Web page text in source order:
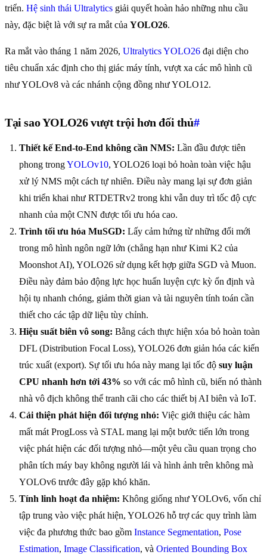
triển. Hệ sinh thái Ultralytics giải quyết hoàn hảo những nhu cầu
này, đặc biệt là với sự ra mắt của YOLO26.
Ra mắt vào tháng 1 năm 2026, Ultralytics YOLO26 đại diện cho
tiêu chuẩn xác định cho thị giác máy tính, vượt xa các mô hình cũ
như YOLOv8 và các nhánh cộng đồng như YOLO12.
Tại sao YOLO26 vượt trội hơn đối thủ#
Thiết kế End-to-End không cần NMS: Lần đầu được tiên
phong trongYOLOv10, YOLO26 loại bỏ hoàn toàn việc hậu
xử lý NMS một cách tự nhiên. Điều này mang lại sự đơn giản
khi triển khai như RTDETRv2 trong khi vẫn duy trì tốc độ cực
nhanh của một CNN được tối ưu hóa cao.
Trình tối ưu hóa MuSGD: Lấy cảm hứng từ những đổi mới
trong mô hình ngôn ngữ lớn (chẳng hạn như Kimi K2 của
Moonshot AI), YOLO26 sử dụng kết hợp giữa SGD và Muon.
Điều này đảm bảo động lực học huấn luyện cực kỳ ổn định và
hội tụ nhanh chóng, giảm thời gian và tài nguyên tính toán cần
thiết cho các tập dữ liệu tùy chỉnh.
Hiệu suất biên vô song: Bằng cách thực hiện xóa bỏ hoàn toàn
DFL (Distribution Focal Loss), YOLO26 đơn giản hóa các kiến
trúc xuất (export). Sự tối ưu hóa này mang lại tốc độ suy luận
CPU nhanh hơn tới 43% so với các mô hình cũ, biến nó thành
nhà vô địch không thể tranh cãi cho các thiết bị AI biên và IoT.
Cải thiện phát hiện đối tượng nhỏ: Việc giới thiệu các hàm
mất mát ProgLoss và STAL mang lại một bước tiến lớn trong
việc phát hiện các đối tượng nhỏ—một yêu cầu quan trọng cho
phân tích máy bay không người lái và hình ảnh trên không mà
YOLOv6 trước đây gặp khó khăn.
Tính linh hoạt đa nhiệm: Không giống như YOLOv6, vốn chỉ
tập trung vào việc phát hiện, YOLO26 hỗ trợ các quy trình làm
việc đa phương thức bao gồm Instance Segmentation, Pose
Estimation, Image Classification, và Oriented Bounding Box